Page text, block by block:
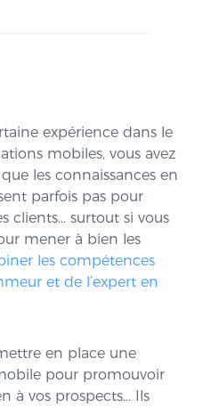
expérience dans le
mobiles, vous avez
les connaissances en
parfois pas pour
clients… surtout si vous
mener à bien les
les compétences
et de l’expert en
en place une
pour promouvoir
à vos prospects… Ils